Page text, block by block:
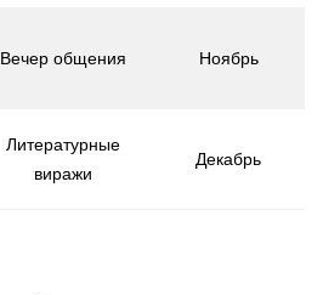
Вечер общения Ноябрь
Литературные
виражи
Декабрь